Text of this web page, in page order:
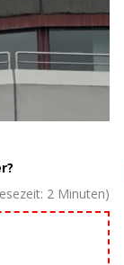
2 Minuten)